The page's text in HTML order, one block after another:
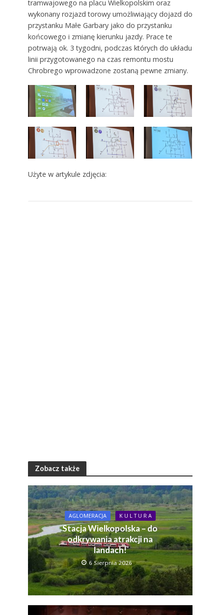
tramwajowego na placu Wielkopolskim oraz
wykonany rozjazd torowy umożliwiający dojazd do
przystanku Małe Garbary jako do przystanku
końcowego i zmianę kierunku jazdy. Prace te
potrwają ok. 3 tygodni, podczas których do układu
linii przygotowanego na czas remontu mostu
Chrobrego wprowadzone zostaną pewne zmiany.
Użyte w artykule zdjęcia:
Zobacz także
AGLOMERACJA K U L T U R A
Stacja Wielkopolska – do
odkrywania atrakcji na
landach!
6 Sierpnia 2026